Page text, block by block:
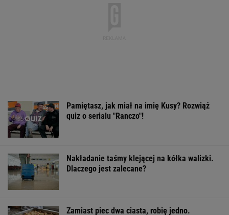
Pamiętasz, jak miał na imię Kusy? Rozwiąż
quiz o serialu "Ranczo"!
Nakładanie taśmy klejącej na kółka walizki.
Dlaczego jest zalecane?
Zamiast piec dwa ciasta, robię jedno.